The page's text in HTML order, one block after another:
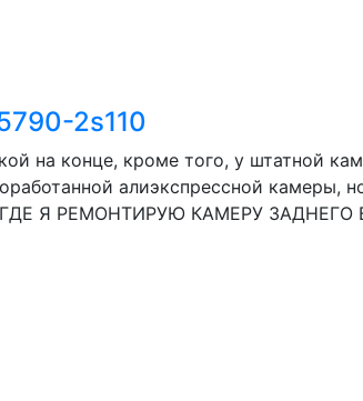
2s110
на конце, кроме того, у штатной
алиэкспрессной камеры,
ГДЕ Я РЕМОНТИРУЮ КАМЕРУ ЗАДНЕГО